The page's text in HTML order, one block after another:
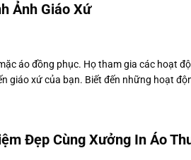
Ảnh Giáo Xứ
áo đồng phục. Họ tham gia các hoạt
giáo xứ của bạn. Biết đến những hoạt
Đẹp Cùng Xưởng In Áo